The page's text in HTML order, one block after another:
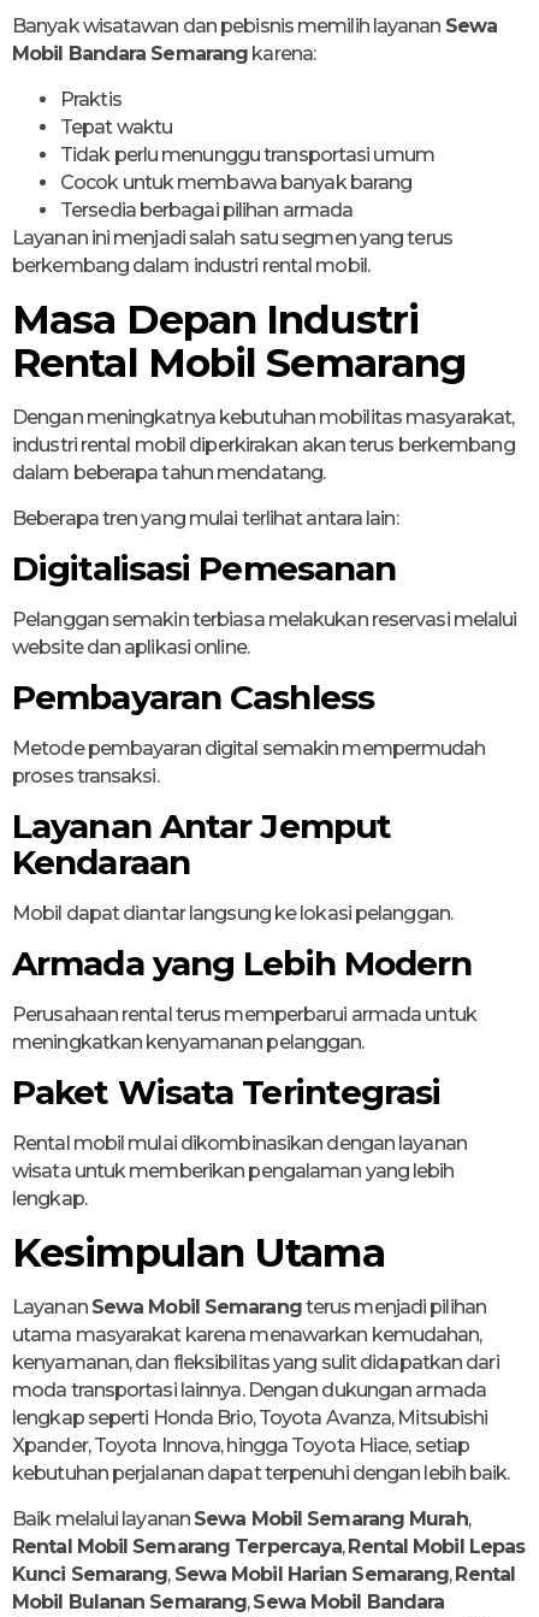
Banyak wisatawan dan pebisnis memilih layanan Sewa
Mobil Bandara Semarang karena:
Praktis
Tepat waktu
Tidak perlu menunggu transportasi umum
Cocok untuk membawa banyak barang
Tersedia berbagai pilihan armada
Layanan ini menjadi salah satu segmen yang terus
berkembang dalam industri rental mobil.
Masa Depan Industri
Rental Mobil Semarang
Dengan meningkatnya kebutuhan mobilitas masyarakat,
industri rental mobil diperkirakan akan terus berkembang
dalam beberapa tahun mendatang.
Beberapa tren yang mulai terlihat antara lain:
Digitalisasi Pemesanan
Pelanggan semakin terbiasa melakukan reservasi melalui
website dan aplikasi online.
Pembayaran Cashless
Metode pembayaran digital semakin mempermudah
proses transaksi.
Layanan Antar Jemput
Kendaraan
Mobil dapat diantar langsung ke lokasi pelanggan.
Armada yang Lebih Modern
Perusahaan rental terus memperbarui armada untuk
meningkatkan kenyamanan pelanggan.
Paket Wisata Terintegrasi
Rental mobil mulai dikombinasikan dengan layanan
wisata untuk memberikan pengalaman yang lebih
lengkap.
Kesimpulan Utama
Layanan Sewa Mobil Semarangterus menjadi pilihan
utama masyarakat karena menawarkan kemudahan,
kenyamanan, dan fleksibilitas yang sulit didapatkan dari
moda transportasi lainnya. Dengan dukungan armada
lengkap seperti Honda Brio, Toyota Avanza, Mitsubishi
Xpander, Toyota Innova, hingga Toyota Hiace, setiap
kebutuhan perjalanan dapat terpenuhi dengan lebih baik.
Baik melalui layanan Sewa Mobil Semarang Murah,
Rental Mobil Semarang Terpercaya,Rental Mobil Lepas
Kunci Semarang, Sewa Mobil Harian Semarang,Rental
Mobil Bulanan Semarang,Sewa Mobil Bandara